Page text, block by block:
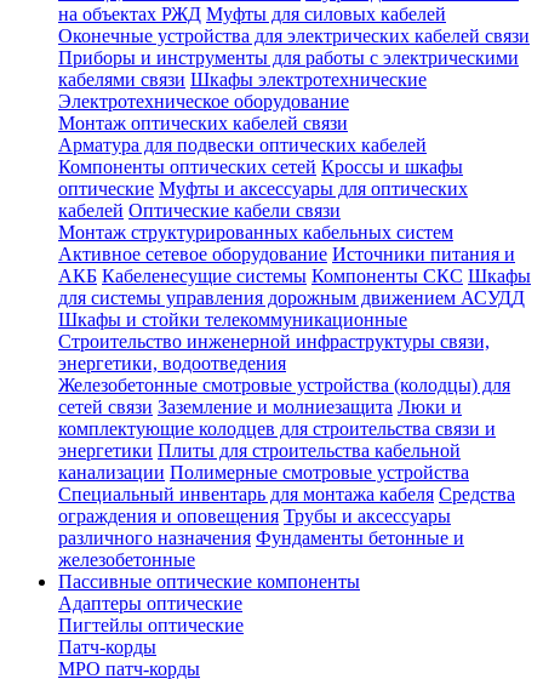
на объектах РЖД Муфты для силовых кабелей
Оконечные устройства для электрических кабелей связи
Приборы и инструменты для работы с электрическими
кабелями связи Шкафы электротехнические
Электротехническое оборудование
Монтаж оптических кабелей связи
Арматура для подвески оптических кабелей
Компоненты оптических сетей Кроссы и шкафы
оптические Муфты и аксессуары для оптических
кабелей Оптические кабели связи
Монтаж структурированных кабельных систем
Активное сетевое оборудование Источники питания и
АКБ Кабеленесущие системы Компоненты СКС Шкафы
для системы управления дорожным движением АСУДД
Шкафы и стойки телекоммуникационные
Строительство инженерной инфраструктуры связи,
энергетики, водоотведения
Железобетонные смотровые устройства (колодцы) для
сетей связи Заземление и молниезащита Люки и
комплектующие колодцев для строительства связи и
энергетики Плиты для строительства кабельной
канализации Полимерные смотровые устройства
Специальный инвентарь для монтажа кабеля Средства
ограждения и оповещения Трубы и аксессуары
различного назначения Фундаменты бетонные и
железобетонные
Пассивные оптические компоненты
Адаптеры оптические
Пигтейлы оптические
Патч-корды
MPO патч-корды